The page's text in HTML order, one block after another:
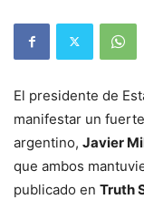
El presidente de
manifestar un
argentino, Javier
que ambos
publicado en Truth